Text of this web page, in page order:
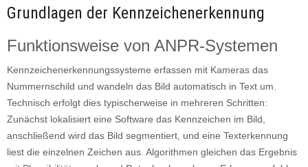
Grundlagen der Kennzeichenerkennung
Funktionsweise von ANPR-Systemen
Kennzeichenerkennungssysteme erfassen mit Kameras das
Nummernschild und wandeln das Bild automatisch in Text um.
Technisch erfolgt dies typischerweise in mehreren Schritten:
Zunächst lokalisiert eine Software das Kennzeichen im Bild,
anschließend wird das Bild segmentiert, und eine Texterkennung
liest die einzelnen Zeichen aus. Algorithmen gleichen das Ergebnis